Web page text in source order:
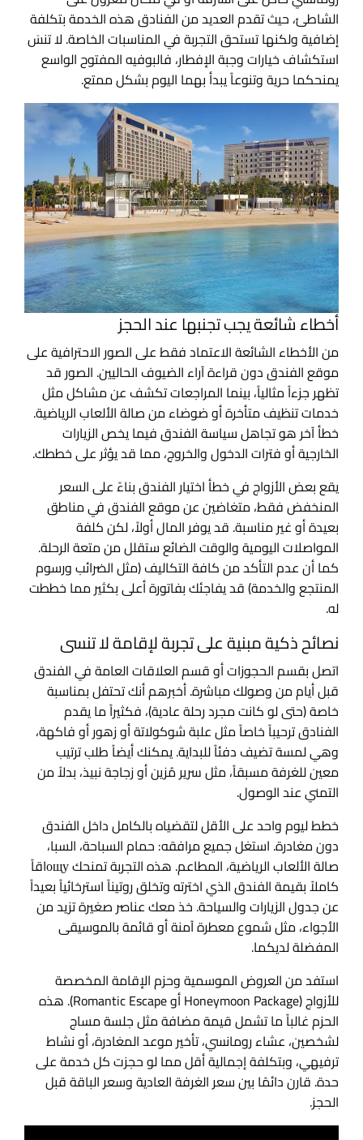
الشاطئ، حيث تقدم العديد من الفنادق هذه الخدمة بتكلفة
إضافية ولكنها تستحق التجربة في المناسبات الخاصة. لا تنسَ
استكشاف خيارات وجبة الإفطار، فالبوفيه المفتوح الواسع
يمنحكما حرية وتنوعاً يبدأ بهما اليوم بشكل ممتع.
أخطاء شائعة يجب تجنبها عند الحجز
من الأخطاء الشائعة الاعتماد فقط على الصور الاحترافية على
موقع الفندق دون قراءة آراء الضيوف الحاليين. الصور قد
تظهر جزءاً مثالياً، بينما المراجعات تكشف عن مشاكل مثل
خدمات تنظيف متأخرة أو ضوضاء من صالة الألعاب الرياضية.
خطأ آخر هو تجاهل سياسة الفندق فيما يخص الزيارات
الخارجية أو فترات الدخول والخروج، مما قد يؤثر على خططك.
يقع بعض الأزواج في خطأ اختيار الفندق بناءً على السعر
المنخفض فقط، متغاضين عن موقع الفندق في مناطق
بعيدة أو غير مناسبة. قد يوفر المال أولاً، لكن كلفة
المواصلات اليومية والوقت الضائع ستقلل من متعة الرحلة.
كما أن عدم التأكد من كافة التكاليف (مثل الضرائب ورسوم
المنتجع والخدمة) قد يفاجئك بفاتورة أعلى بكثير مما خططت
له.
نصائح ذكية مبنية على تجربة لإقامة لا تنسى
اتصل بقسم الحجوزات أو قسم العلاقات العامة في الفندق
قبل أيام من وصولك مباشرة. أخبرهم أنك تحتفل بمناسبة
خاصة (حتى لو كانت مجرد رحلة عادية)، فكثيراً ما يقدم
الفنادق ترحيباً خاصاً مثل علبة شوكولاتة أو زهور أو فاكهة،
وهي لمسة تضيف دفئاً للبداية. يمكنك أيضاً طلب ترتيب
معين للغرفة مسبقاً، مثل سرير مُزين أو زجاجة نبيذ، بدلاً من
التمني عند الوصول.
خطط ليوم واحد على الأقل لتقضياه بالكامل داخل الفندق
دون مغادرة. استغل جميع مرافقه: حمام السباحة، السبا،
صالة الألعاب الرياضية، المطاعم. هذه التجربة تمنحك ощуاقاً
كاملاً بقيمة الفندق الذي اخترته وتخلق روتيناً استرخائياً بعيداً
عن جدول الزيارات والسياحة. خذ معك عناصر صغيرة تزيد من
الأجواء، مثل شموع معطرة آمنة أو قائمة بالموسيقى
المفضلة لديكما.
استفد من العروض الموسمية وحزم الإقامة المخصصة
للأزواج (Honeymoon Package أو Romantic Escape). هذه
الحزم غالباً ما تشمل قيمة مضافة مثل جلسة مساج
لشخصين، عشاء رومانسي، تأخير موعد المغادرة، أو نشاط
ترفيهي، وبتكلفة إجمالية أقل مما لو حجزت كل خدمة على
حدة. قارن دائمًا بين سعر الغرفة العادية وسعر الباقة قبل
الحجز.